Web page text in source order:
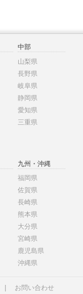
中部
山梨県
長野県
岐阜県
静岡県
愛知県
三重県
九州・沖縄
福岡県
佐賀県
長崎県
熊本県
大分県
宮崎県
鹿児島県
沖縄県
お問い合わせ